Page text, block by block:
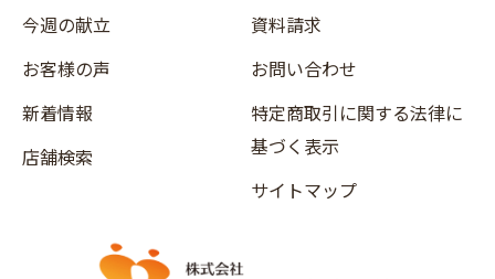
今週の献立
お客様の声
新着情報
店舗検索
資料請求
お問い合わせ
特定商取引に関する法律に
基づく表示
サイトマップ